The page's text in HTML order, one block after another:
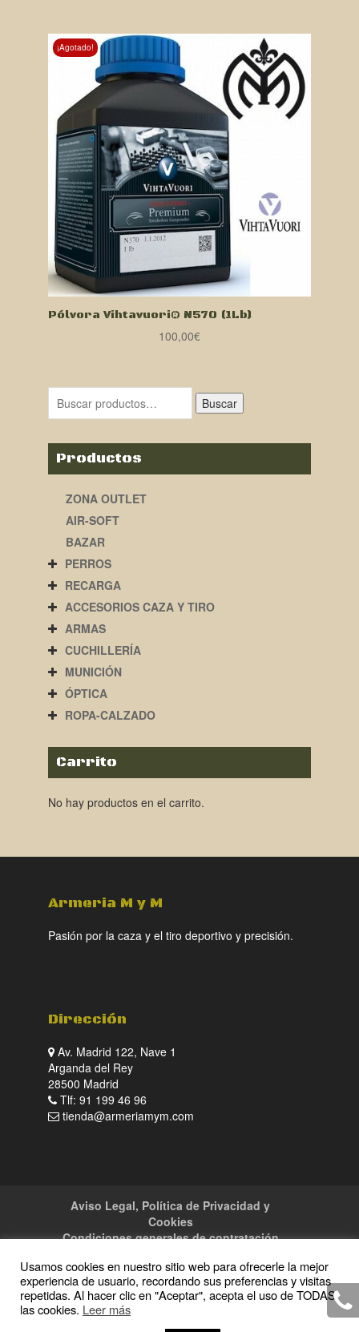
¡Agotado!
Pólvora Vihtavuori® N570 (1Lb)
100,00€
Buscar
Productos
ZONA OUTLET
AIR-SOFT
BAZAR
PERROS
RECARGA
ACCESORIOS CAZA Y TIRO
ARMAS
CUCHILLERÍA
MUNICIÓN
ÓPTICA
ROPA-CALZADO
Carrito
No hay productos en el carrito.
Armeria M y M
Pasión por la caza y el tiro deportivo y precisión.
Dirección
Av. Madrid 122, Nave 1
Arganda del Rey
28500 Madrid
Tlf: 91 199 46 96
tienda@armeriamym.com
Aviso Legal, Política de Privacidad y
Cookies
Condiciones generales de contratación
Usamos cookies en nuestro sitio web para ofrecerle la mejor
experiencia de usuario, recordando sus preferencias y visitas
repetidas. Al hacer clic en "Aceptar", acepta el uso de TODAS
las cookies. Leer más